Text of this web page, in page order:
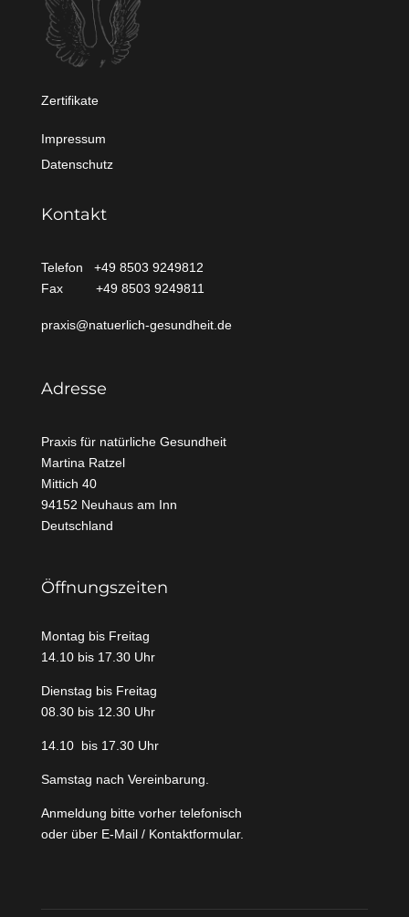
Zertifikate
Impressum
Datenschutz
Kontakt
Telefon +49 8503 9249812
Fax +49 8503 9249811
praxis@natuerlich-gesundheit.de
Adresse
Praxis für natürliche Gesundheit
Martina Ratzel
Mittich 40
94152 Neuhaus am Inn
Deutschland
Öffnungszeiten
Montag bis Freitag
14.10 bis 17.30 Uhr
Dienstag bis Freitag
08.30 bis 12.30 Uhr
14.10 bis 17.30 Uhr
Samstag nach Vereinbarung.
Anmeldung bitte vorher telefonisch
oder über E-Mail / Kontaktformular.